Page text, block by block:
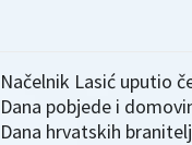
Načelnik Lasić uputio
Dana pobjede i
Dana hrvatskih